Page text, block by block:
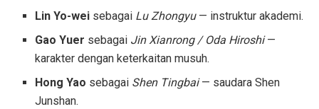
Lin Yo-wei sebagai Lu Zhongyu— instruktur akademi.
Gao Yuer sebagai Jin Xianrong / Oda Hiroshi—
karakter dengan keterkaitan musuh.
Hong Yao sebagai Shen Tingbai— saudara Shen
Junshan.